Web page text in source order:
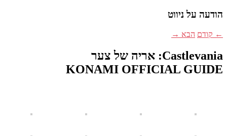
הודעה על ניווט
← קודם הבא →
Castlevania: אריה של צער
KONAMI OFFICIAL GUIDE